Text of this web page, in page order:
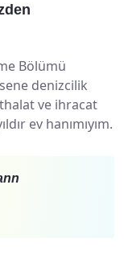
Bölümü
denizcilik
ve ihracat
ev hanımıyım.